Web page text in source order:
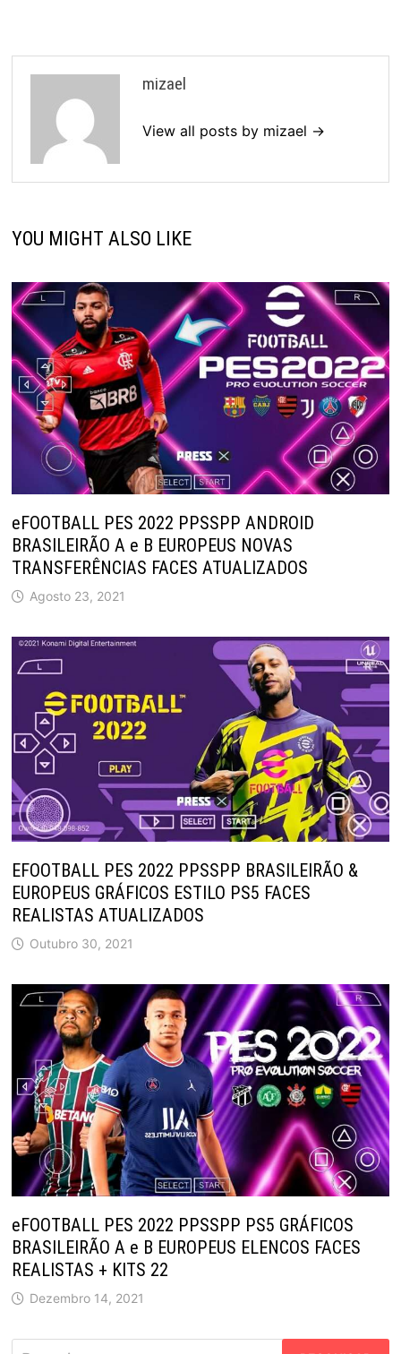
mizael
View all posts by mizael →
YOU MIGHT ALSO LIKE
eFOOTBALL PES 2022 PPSSPP ANDROID
BRASILEIRÃO A e B EUROPEUS NOVAS
TRANSFERÊNCIAS FACES ATUALIZADOS
Agosto 23, 2021
EFOOTBALL PES 2022 PPSSPP BRASILEIRÃO &
EUROPEUS GRÁFICOS ESTILO PS5 FACES
REALISTAS ATUALIZADOS
Outubro 30, 2021
eFOOTBALL PES 2022 PPSSPP PS5 GRÁFICOS
BRASILEIRÃO A e B EUROPEUS ELENCOS FACES
REALISTAS + KITS 22
Dezembro 14, 2021
Pesquisar